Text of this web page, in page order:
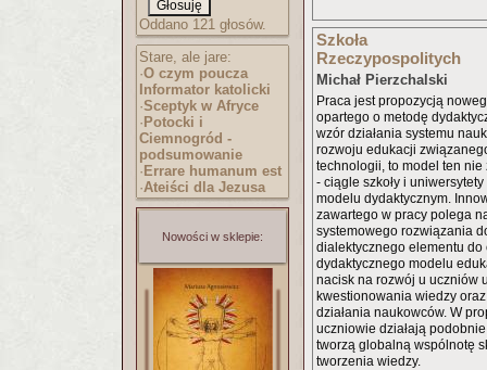
Oddano 121 głosów.
Stare, ale jare:
·O czym poucza
Informator katolicki
·Sceptyk w Afryce
· Potocki i
Ciemnogród -
podsumowanie
· Errare humanum est
·Ateiści dla Jezusa
Nowości w sklepie:
Szkoła
Rzeczypospolitych
Michał Pierzchalski
Praca jest propozycją
opartego o metodę
wzór działania systemu
rozwoju edukacji
technologii, to model ten nie
- ciągle szkoły i
modelu dydaktycznym.
zawartego w pracy polega
systemowego rozwiązania
dialektycznego elementu do
dydaktycznego modelu
nacisk na rozwój u uczniów
kwestionowania wiedzy
działania naukowców. W
uczniowie działają
tworzą globalną wspólnotę
tworzenia wiedzy.